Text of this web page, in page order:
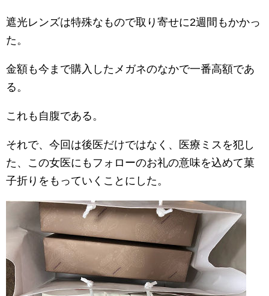
遮光レンズは特殊なもので取り寄せに2週間もかかっ
た。
金額も今まで購入したメガネのなかで一番高額であ
る。
これも自腹である。
それで、今回は後医だけではなく、医療ミスを犯し
た、この女医にもフォローのお礼の意味を込めて菓
子折りをもっていくことにした。